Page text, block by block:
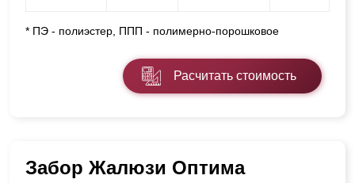
* ПЭ - полиэстер, ППП - полимерно-порошковое
Расчитать стоимость
Забор Жалюзи Оптима